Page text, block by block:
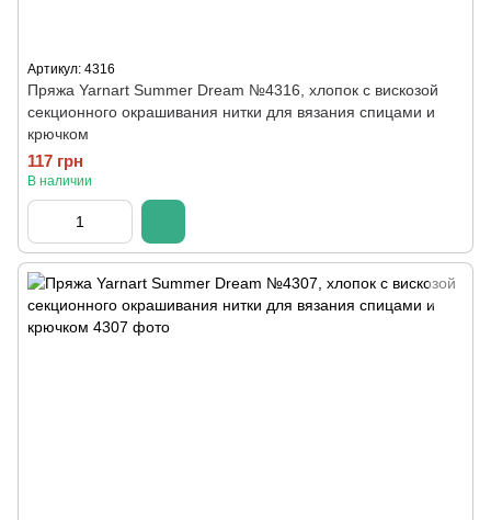
Артикул: 4316
Пряжа Yarnart Summer Dream №4316, хлопок с вискозой
секционного окрашивания нитки для вязания спицами и
крючком
117 грн
В наличии